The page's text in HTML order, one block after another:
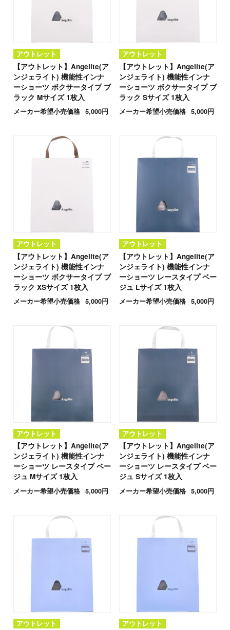
アウトレット
【アウトレット】Angelite(ア
ンジェライト) 機能性インナ
ーショーツ ボクサータイプ ブ
ラック Mサイズ 1枚入
メーカー希望小売価格 5,000円
アウトレット
【アウトレット】Angelite(ア
ンジェライト) 機能性インナ
ーショーツ ボクサータイプ ブ
ラック Sサイズ 1枚入
メーカー希望小売価格 5,000円
アウトレット
【アウトレット】Angelite(ア
ンジェライト) 機能性インナ
ーショーツ ボクサータイプ ブ
ラック XSサイズ 1枚入
メーカー希望小売価格 5,000円
アウトレット
【アウトレット】Angelite(ア
ンジェライト) 機能性インナ
ーショーツ レースタイプ ベー
ジュ Lサイズ 1枚入
メーカー希望小売価格 5,000円
アウトレット
【アウトレット】Angelite(ア
ンジェライト) 機能性インナ
ーショーツ レースタイプ ベー
ジュ Mサイズ 1枚入
メーカー希望小売価格 5,000円
アウトレット
【アウトレット】Angelite(ア
ンジェライト) 機能性インナ
ーショーツ レースタイプ ベー
ジュ Sサイズ 1枚入
メーカー希望小売価格 5,000円
アウトレット アウトレット